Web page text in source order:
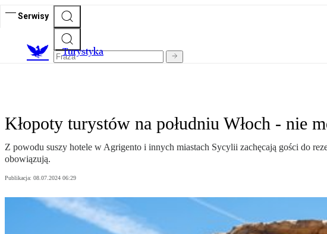
Serwisy
Turystyka
Kłopoty turystów na południu Włoch - nie
Z powodu suszy hotele w Agrigento i innych miastach Sycylii zachęcają gości do
obowiązują.
Publikacja: 08.07.2024 06:29